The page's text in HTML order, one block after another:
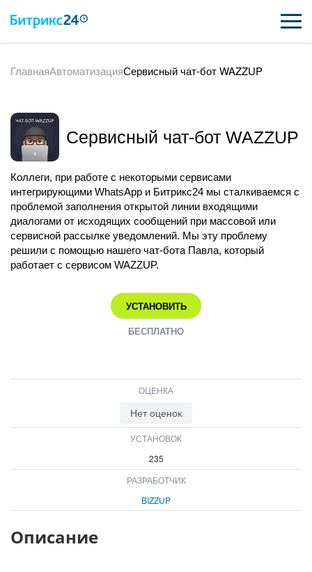
ВОЗМОЖНОСТИ
ИНТЕГРАЦИИ
ПОДДЕРЖКА
ҚАЗАҚША
ПОЛУЧИТЬ БЕСПЛАТНО
ВХОД
ГлавнаяАвтоматизацияСервисный чат-бот WAZZUP
Сервисный чат-бот WAZZUP
Коллеги, при работе с некоторыми сервисами
интегрирующими WhatsApp и Битрикс24 мы сталкиваемся с
проблемой заполнения открытой линии входящими
диалогами от исходящих сообщений при массовой или
сервисной рассылке уведомлений. Мы эту проблему
решили с помощью нашего чат-бота Павла, который
работает с сервисом WAZZUP.
УСТАНОВИТЬ
БЕСПЛАТНО
ОЦЕНКА
Нет оценок
УСТАНОВОК
235
РАЗРАБОТЧИК
BIZZUP
Описание